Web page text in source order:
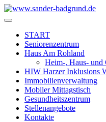
START
Seniorenzentrum
Haus Am Rohland
Heim-, Haus- und
HIW Harzer Inklusions
Immobilienverwaltung
Mobiler Mittagstisch
Gesundheitszentrum
Stellenangebote
Kontakte